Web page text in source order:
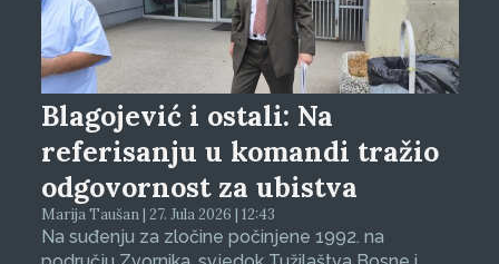
Blagojević i ostali: Na
referisanju u komandi tražio
odgovornost za ubistva
Marija Taušan | 27. Jula 2026 | 12:43
Na suđenju za zločine počinjene 1992. na